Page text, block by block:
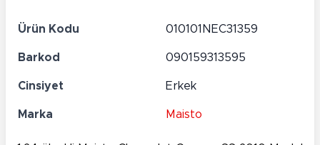
Ürün Kodu 010101NEC31359
Barkod 090159313595
Cinsiyet Erkek
Marka Maisto